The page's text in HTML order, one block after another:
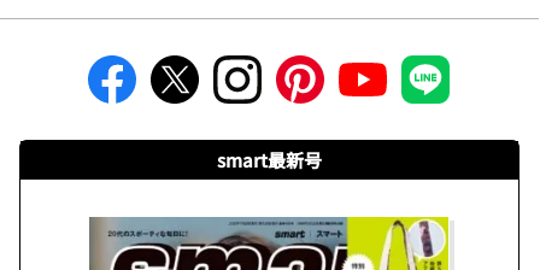
smart最新号